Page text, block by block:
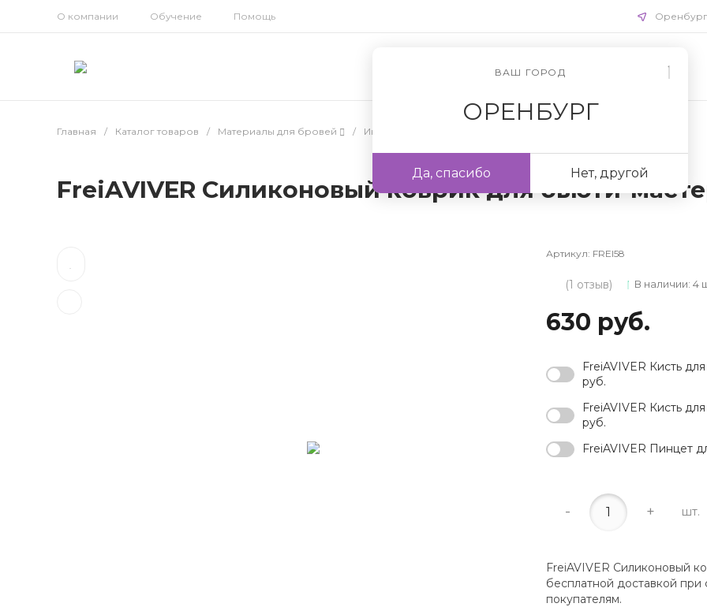
О компании Обучение Помощь Оренбург
ВАШ ГОРОД
ОРЕНБУРГ
Да, спасибо Нет, другой
Главная / Каталог товаров / Материалы для бровей / Инструменты для бровей
FreiAVIVER Силиконовый коврик для бьюти-
Артикул: FREI58
(1 отзыв) В наличии: 4
630 руб.
FreiAVIVER Кисть
руб.
FreiAVIVER Кисть
руб.
FreiAVIVER Пинцет
- + шт.
FreiAVIVER Силиконовый
бесплатной доставкой при
покупателям.